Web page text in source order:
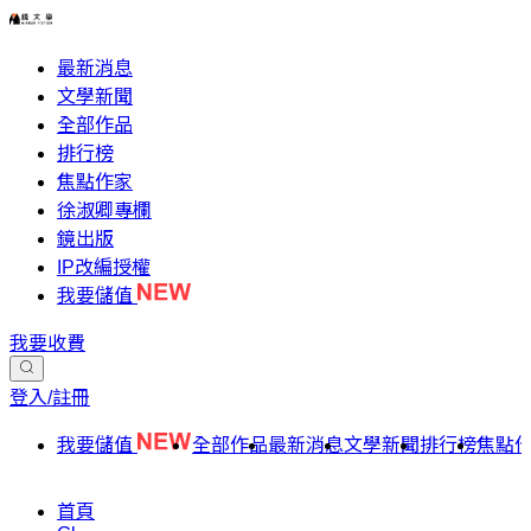
最新消息
文學新聞
全部作品
排行榜
焦點作家
徐淑卿專欄
鏡出版
IP改編授權
我要儲值
我要收費
登入/註冊
我要儲值 全部作品最新消息文學新聞排行榜焦點
首頁